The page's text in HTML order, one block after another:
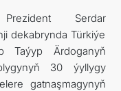
Serdar
dekabrynda Türkiýe
Taýyp Ärdoganyň
30 ýyllygy
gatnaşmagynyň